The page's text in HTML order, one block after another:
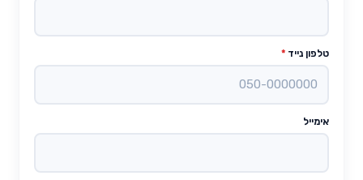
טלפון נייד *
אימייל